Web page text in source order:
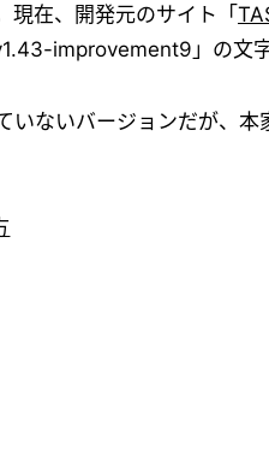
現在、開発元のサイト「
improvement9」の文
いないバージョンだが、